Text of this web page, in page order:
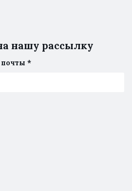
нашу рассылку
*